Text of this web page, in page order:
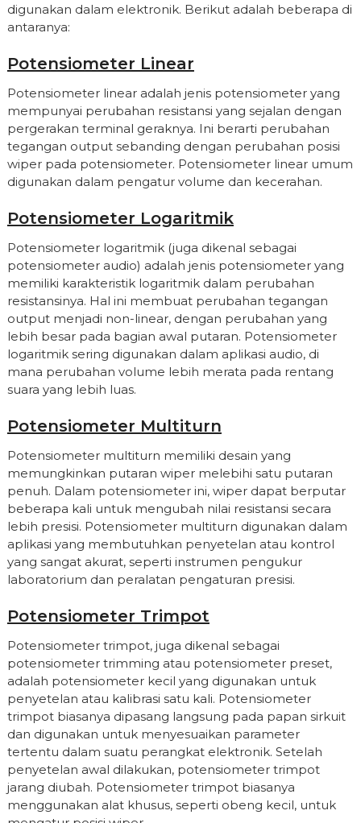
digunakan dalam elektronik. Berikut adalah beberapa di
antaranya:
Potensiometer Linear
Potensiometer linear adalah jenis potensiometer yang
mempunyai perubahan resistansi yang sejalan dengan
pergerakan terminal geraknya. Ini berarti perubahan
tegangan output sebanding dengan perubahan posisi
wiper pada potensiometer. Potensiometer linear umum
digunakan dalam pengatur volume dan kecerahan.
Potensiometer Logaritmik
Potensiometer logaritmik (juga dikenal sebagai
potensiometer audio) adalah jenis potensiometer yang
memiliki karakteristik logaritmik dalam perubahan
resistansinya. Hal ini membuat perubahan tegangan
output menjadi non-linear, dengan perubahan yang
lebih besar pada bagian awal putaran. Potensiometer
logaritmik sering digunakan dalam aplikasi audio, di
mana perubahan volume lebih merata pada rentang
suara yang lebih luas.
Potensiometer Multiturn
Potensiometer multiturn memiliki desain yang
memungkinkan putaran wiper melebihi satu putaran
penuh. Dalam potensiometer ini, wiper dapat berputar
beberapa kali untuk mengubah nilai resistansi secara
lebih presisi. Potensiometer multiturn digunakan dalam
aplikasi yang membutuhkan penyetelan atau kontrol
yang sangat akurat, seperti instrumen pengukur
laboratorium dan peralatan pengaturan presisi.
Potensiometer Trimpot
Potensiometer trimpot, juga dikenal sebagai
potensiometer trimming atau potensiometer preset,
adalah potensiometer kecil yang digunakan untuk
penyetelan atau kalibrasi satu kali. Potensiometer
trimpot biasanya dipasang langsung pada papan sirkuit
dan digunakan untuk menyesuaikan parameter
tertentu dalam suatu perangkat elektronik. Setelah
penyetelan awal dilakukan, potensiometer trimpot
jarang diubah. Potensiometer trimpot biasanya
menggunakan alat khusus, seperti obeng kecil, untuk